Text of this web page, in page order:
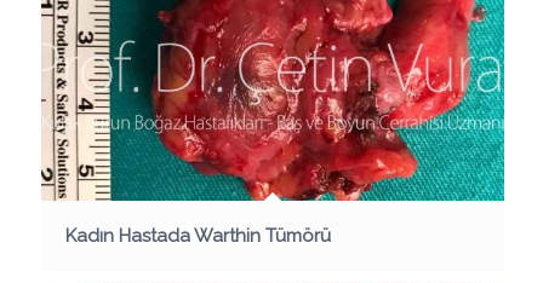
Kadın Hastada Warthin Tümörü